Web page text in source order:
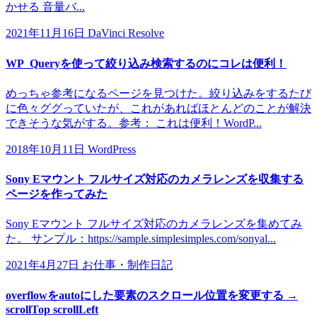
かせる 音量バ...
2021年11月16日 DaVinci Resolve
WP_Queryを使って絞り込み検索するのにコレは便利！
めっちゃ参考になるページを見つけた。絞り込みをするたび
に色々ググっていたが、これがあればほとんどのことが解決
できそうな気がする。参考： これは便利！WordP...
2018年10月11日 WordPress
Sony Eマウント フルサイズ対応のカメラレンズを収集する
ページを作ってみた
Sony Eマウント フルサイズ対応のカメラレンズを集めてみ
た。 サンプル：https://sample.simplesimples.com/sonyal...
2021年4月27日 お仕事・制作日記
overflowをautoにした要素のスクロール位置を変更する →
scrollTop scrollLeft